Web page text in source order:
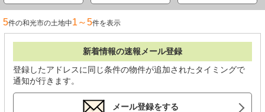
5件の和光市の土地中1～5件を表示
新着情報の速報メール登録
登録したアドレスに同じ条件の物件が追加されたタイミングで
通知が行きます。
メール登録をする